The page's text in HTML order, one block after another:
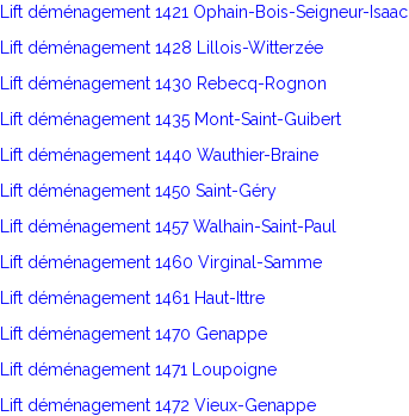
Lift déménagement 1421 Ophain-Bois-Seigneur-Isaac
Lift déménagement 1428 Lillois-Witterzée
Lift déménagement 1430 Rebecq-Rognon
Lift déménagement 1435 Mont-Saint-Guibert
Lift déménagement 1440 Wauthier-Braine
Lift déménagement 1450 Saint-Géry
Lift déménagement 1457 Walhain-Saint-Paul
Lift déménagement 1460 Virginal-Samme
Lift déménagement 1461 Haut-Ittre
Lift déménagement 1470 Genappe
Lift déménagement 1471 Loupoigne
Lift déménagement 1472 Vieux-Genappe